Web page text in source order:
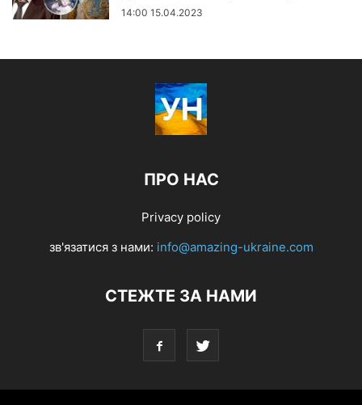
14:00 15.04.2023
ПРО НАС
Privacy policy
зв'язатися з нами: info@amazing-ukraine.com
СТЕЖТЕ ЗА НАМИ